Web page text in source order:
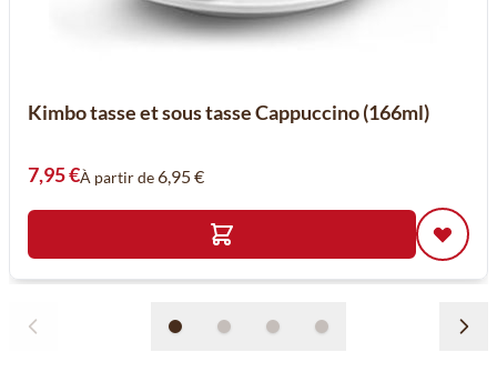
Kimbo tasse et sous tasse Cappuccino (166ml)
7,95 €À partir de6,95 €